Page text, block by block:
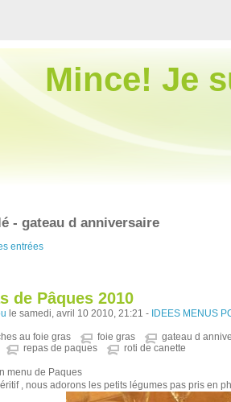
Mince! Je
- gateau d anniversaire
entrées
de Pâques 2010
le samedi, avril 10 2010, 21:21 - IDEES MENUS
au foie gras foie gras gateau d
repas de paques roti de canette
menu de Paques
, nous adorons les petits légumes pas pris en